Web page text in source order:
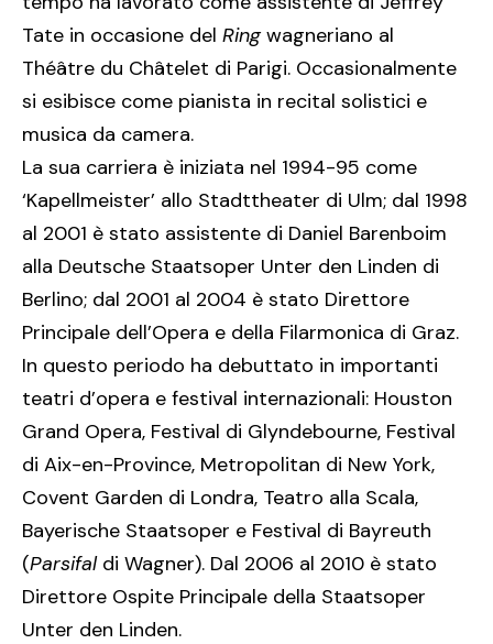
Tate in occasione del Ringwagneriano al
Théâtre du Châtelet di Parigi. Occasionalmente
si esibisce come pianista in recital solistici e
musica da camera.
La sua carriera è iniziata nel 1994-95 come
‘Kapellmeister’ allo Stadttheater di Ulm; dal 1998
al 2001 è stato assistente di Daniel Barenboim
alla Deutsche Staatsoper Unter den Linden di
Berlino; dal 2001 al 2004 è stato Direttore
Principale dell’Opera e della Filarmonica di Graz.
In questo periodo ha debuttato in importanti
teatri d’opera e festival internazionali: Houston
Grand Opera, Festival di Glyndebourne, Festival
di Aix-en-Province, Metropolitan di New York,
Covent Garden di Londra, Teatro alla Scala,
Bayerische Staatsoper e Festival di Bayreuth
(Parsifal di Wagner). Dal 2006 al 2010 è stato
Direttore Ospite Principale della Staatsoper
Unter den Linden.